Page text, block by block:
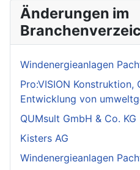
Änderungen im
Windenergieanlagen
Pro:VISION Konstruktion,
Entwicklung von
QUMsult GmbH & Co. KG
Kisters AG
Windenergieanlagen